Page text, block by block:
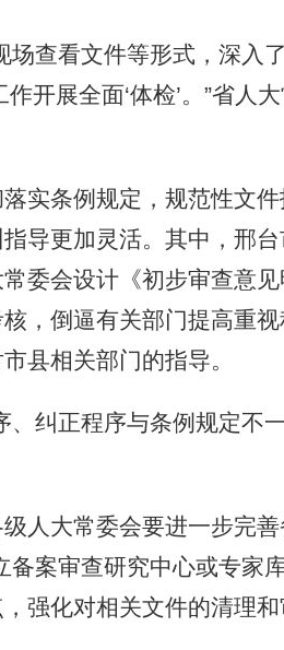
看文件等形式，深入
开展全面‘体检’。”省人
条例规定，规范性文件
导更加灵活。其中，邢
委会设计《初步审查意
，倒逼有关部门提高重
县相关部门的指导。
纠正程序与条例规定不
大常委会要进一步完善
案审查研究中心或专家
强化对相关文件的清理